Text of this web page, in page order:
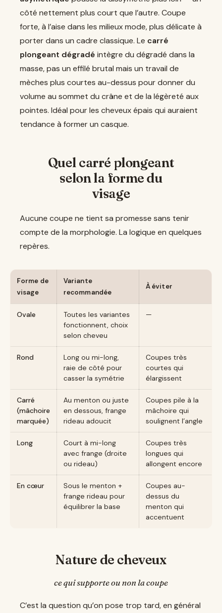
côté nettement plus court que l’autre. Coupe
forte, à l’aise dans les milieux mode, plus délicate à
porter dans un cadre classique. Le carré
plongeant dégradé intègre du dégradé dans la
masse, pas un effilé brutal mais un travail de
mèches plus courtes au-dessus pour donner du
volume au sommet du crâne et de la légèreté aux
pointes. Idéal pour les cheveux épais qui auraient
tendance à former un casque.
Quel carré plongeant
selon la forme du
visage
Aucune coupe ne tient sa promesse sans tenir
compte de la morphologie. La logique en quelques
repères.
Forme de
visage
Variante
recommandée
À éviter
Ovale
Toutes les variantes
fonctionnent, choix
selon cheveu
—
Rond
Long ou mi-long,
raie de côté pour
casser la symétrie
Coupes très
courtes qui
élargissent
Carré
(mâchoire
marquée)
Au menton ou juste
en dessous, frange
rideau adoucit
Coupes pile à la
mâchoire qui
soulignent l’angle
Long
Court à mi-long
avec frange (droite
ou rideau)
Coupes très
longues qui
allongent encore
En cœur
Sous le menton +
frange rideau pour
équilibrer la base
Coupes au-
dessus du
menton qui
accentuent
Nature de cheveux
ce qui supporte ou non la coupe
C’est la question qu’on pose trop tard, en général